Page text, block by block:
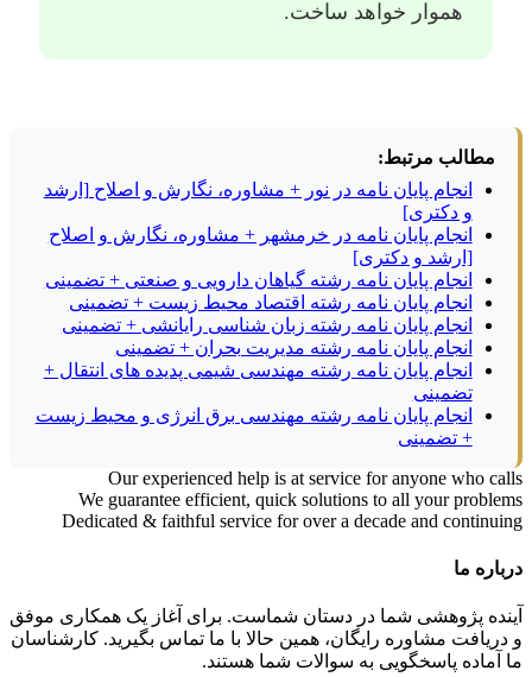
هموار خواهد ساخت.
مطالب مرتبط:
انجام پایان نامه در نور + مشاوره، نگارش و اصلاح [ارشد
و دکتری]
انجام پایان نامه در خرمشهر + مشاوره، نگارش و اصلاح
[ارشد و دکتری]
انجام پایان نامه رشته گیاهان دارویی و صنعتی + تضمینی
انجام پایان نامه رشته اقتصاد محیط زیست + تضمینی
انجام پایان نامه رشته زبان شناسی رایانشی + تضمینی
انجام پایان نامه رشته مدیریت بحران + تضمینی
انجام پایان نامه رشته مهندسی شیمی پدیده های انتقال +
تضمینی
انجام پایان نامه رشته مهندسی برق انرژی و محیط زیست
+ تضمینی
Our experienced help is at service for anyone who calls
We guarantee efficient, quick solutions to all your problems
Dedicated & faithful service for over a decade and continuing
درباره ما
آینده پژوهشی شما در دستان شماست. برای آغاز یک همکاری موفق
و دریافت مشاوره رایگان، همین حالا با ما تماس بگیرید. کارشناسان
ما آماده پاسخگویی به سوالات شما هستند.